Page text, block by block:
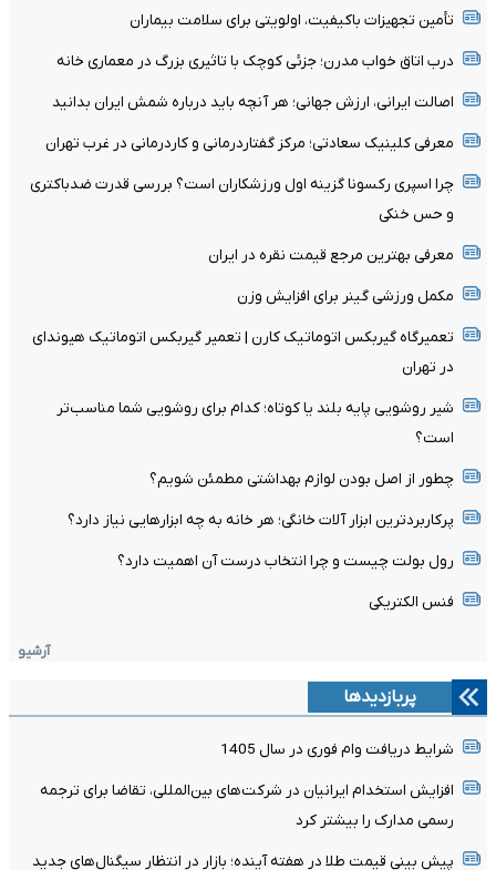
تأمین تجهیزات باکیفیت، اولویتی برای سلامت بیماران
درب اتاق خواب مدرن؛ جزئی کوچک با تاثیری بزرگ در معماری خانه
اصالت ایرانی، ارزش جهانی؛ هر آنچه باید درباره شمش ایران بدانید
معرفی کلینیک سعادتی؛ مرکز گفتاردرمانی و کاردرمانی در غرب تهران
چرا اسپری رکسونا گزینه اول ورزشکاران است؟ بررسی قدرت ضدباکتری
و حس خنکی
معرفی بهترین مرجع قیمت نقره در ایران
مکمل ورزشی گینر برای افزایش وزن
تعمیرگاه گیربکس اتوماتیک کارن | تعمیر گیربکس اتوماتیک هیوندای
در تهران
شیر روشویی پایه بلند یا کوتاه؛ کدام برای روشویی شما مناسب‌تر
است؟
چطور از اصل بودن لوازم بهداشتی مطمئن شویم؟
پرکاربردترین ابزار آلات خانگی؛ هر خانه به چه ابزارهایی نیاز دارد؟
رول بولت چیست و چرا انتخاب درست آن اهمیت دارد؟
فنس الکتریکی
آرشیو
پربازدیدها
شرایط دریافت وام فوری در سال 1405
افزایش استخدام ایرانیان در شرکت‌های بین‌المللی، تقاضا برای ترجمه
رسمی مدارک را بیشتر کرد
پیش بینی قیمت طلا در هفته آینده؛ بازار در انتظار سیگنال‌های جدید